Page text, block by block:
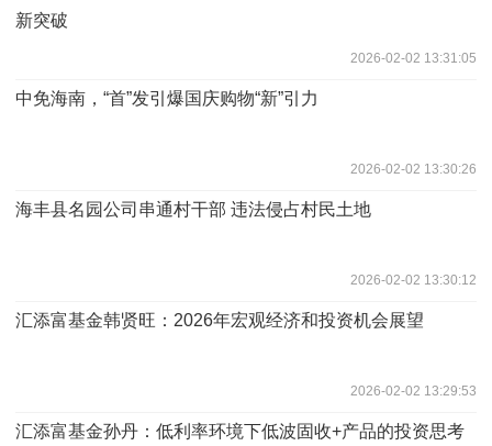
新突破
2026-02-02 13:31:05
中免海南，“首”发引爆国庆购物“新”引力
2026-02-02 13:30:26
海丰县名园公司串通村干部 违法侵占村民土地
2026-02-02 13:30:12
汇添富基金韩贤旺：2026年宏观经济和投资机会展望
2026-02-02 13:29:53
汇添富基金孙丹：低利率环境下低波固收+产品的投资思考